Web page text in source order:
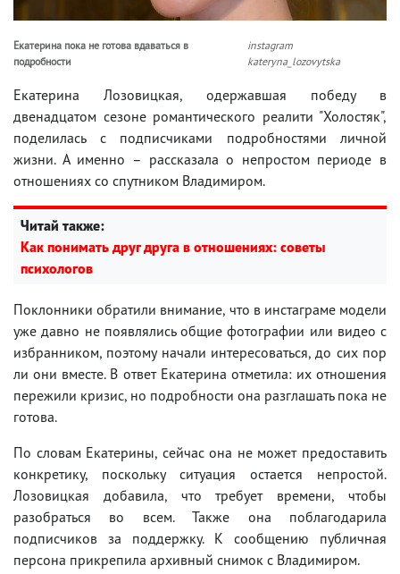
Екатерина пока не готова вдаваться в
подробности
instagram
kateryna_lozovytska
Екатерина Лозовицкая, одержавшая победу в
двенадцатом сезоне романтического реалити "Холостяк",
поделилась с подписчиками подробностями личной
жизни. А именно – рассказала о непростом периоде в
отношениях со спутником Владимиром.
Читай также:
Как понимать друг друга в отношениях: советы
психологов
Поклонники обратили внимание, что в инстаграме модели
уже давно не появлялись общие фотографии или видео с
избранником, поэтому начали интересоваться, до сих пор
ли они вместе. В ответ Екатерина отметила: их отношения
пережили кризис, но подробности она разглашать пока не
готова.
По словам Екатерины, сейчас она не может предоставить
конкретику, поскольку ситуация остается непростой.
Лозовицкая добавила, что требует времени, чтобы
разобраться во всем. Также она поблагодарила
подписчиков за поддержку. К сообщению публичная
персона прикрепила архивный снимок с Владимиром.